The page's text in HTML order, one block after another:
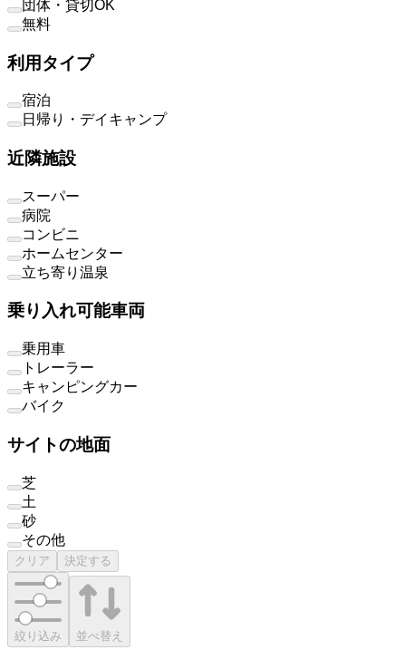
団体・貸切OK
無料
利用タイプ
宿泊
日帰り・デイキャンプ
近隣施設
スーパー
病院
コンビニ
ホームセンター
立ち寄り温泉
乗り入れ可能車両
乗用車
トレーラー
キャンピングカー
バイク
サイトの地面
芝
土
砂
その他
クリア 決定する
絞り込み 並べ替え